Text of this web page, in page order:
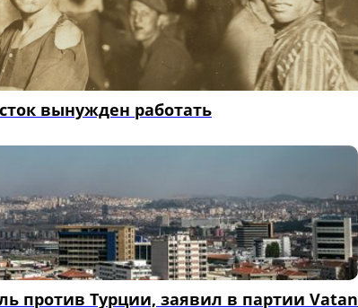
вынужден работать
против Турции, заявил в партии Vatan